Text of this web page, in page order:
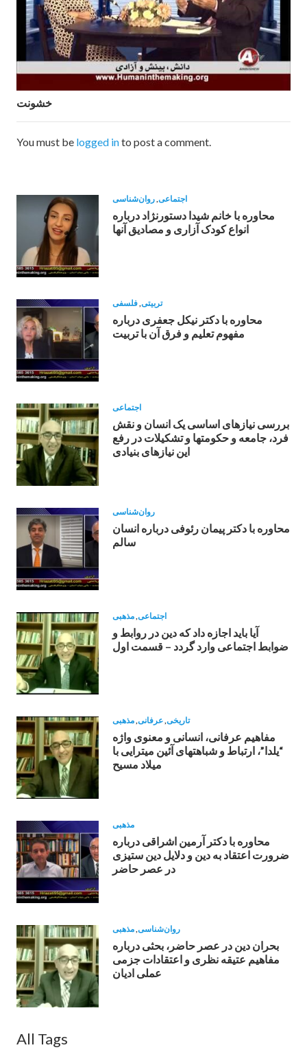
خشونت
You must be logged into post a comment.
اجتماعی روان‌شناسی
محاوره با خانم شیدا دستورنژاد درباره
انواع کودک آزاری و مصادیق آنها
تربیتی فلسفی
محاوره با دکتر نیکل جعفری درباره
مفهوم تعلیم و فرق آن با تربیت
اجتماعی
بررسی نیازهای اساسی یک انسان و نقش
فرد، جامعه و حکومتها و تشکیلات در رفع
این نیازهای بنیادی
روان‌شناسی
محاوره با دکتر پیمان رئوفی درباره انسان
سالم
اجتماعی مذهبی
آیا باید اجازه داد که دین در روابط و
ضوابط اجتماعی وارد گردد – قسمت اول
تاریخی عرفانی مذهبی
مفاهيم عرفانى، انسانى و معنوى واژه
“يلدا”، ارتباط و شباهتهاى آئين ميترايی با
ميلاد مسيح
مذهبی
محاوره با دکتر آرمین اشراقى درباره
ضرورت اعتقاد به دين و دلايل دين ستيزى
در عصر حاضر
روان‌شناسی مذهبی
بحران دین در عصر حاضر، بحثی درباره
مفاهیم عتیقه نظری و اعتقادات جزمی
عملی ادیان
All Tags